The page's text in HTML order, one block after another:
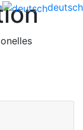
deutsch